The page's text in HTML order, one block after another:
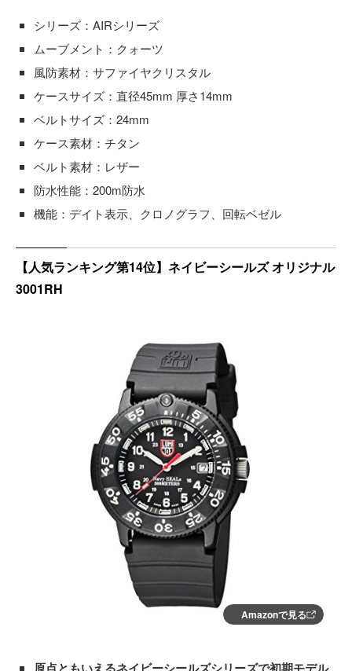
シリーズ：AIRシリーズ
ムーブメント：クォーツ
風防素材：サファイヤクリスタル
ケースサイズ：直径45mm 厚さ14mm
ベルトサイズ：24mm
ケース素材：チタン
ベルト素材：レザー
防水性能：200m防水
機能：デイト表示、クロノグラフ、回転ベゼル
【人気ランキング第14位】ネイビーシールズ オリジナル
3001RH
Amazonで見る